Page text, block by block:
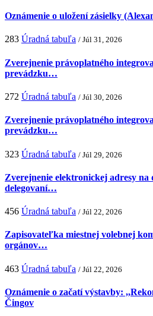
Oznámenie o uložení zásielky
283 Úradná tabuľa / Júl 31, 2026
Zverejnenie právoplatného
prevádzku…
272 Úradná tabuľa / Júl 30, 2026
Zverejnenie právoplatného
prevádzku…
323 Úradná tabuľa / Júl 29, 2026
Zverejnenie elektronickej adresy na
delegovaní…
456 Úradná tabuľa / Júl 22, 2026
Zapisovateľka miestnej volebnej
orgánov…
463 Úradná tabuľa / Júl 22, 2026
Oznámenie o začatí výstavby:
Čingov